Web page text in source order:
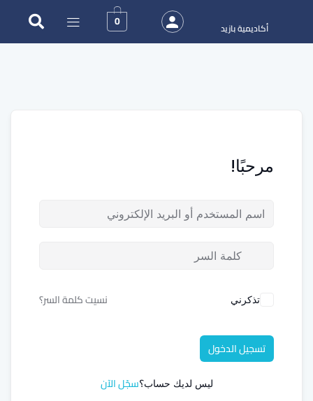
أكاديمية بازيد 0
مرحبًا!
تذكرني نسيت كلمة السر؟
تسجيل الدخول
ليس لديك حساب؟سجّل الآن